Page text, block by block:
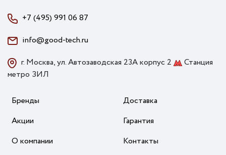
+7 (495) 991 06 87
info@good-tech.ru
г. Москва, ул. Автозаводская 23А корпус 2
Станция
метро ЗИЛ
Бренды
Акции
О компании
Доставка
Гарантия
Контакты